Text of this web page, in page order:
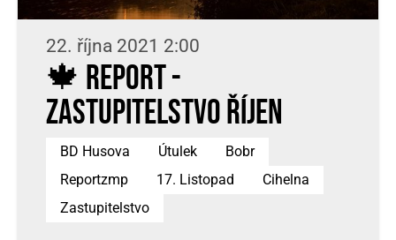
22. října 2021 2:00
🍁 REPORT -
ZASTUPITELSTVO ŘÍJEN
BD Husova Útulek
Bobr
Reportzmp
17. Listopad
Cihelna
Zastupitelstvo